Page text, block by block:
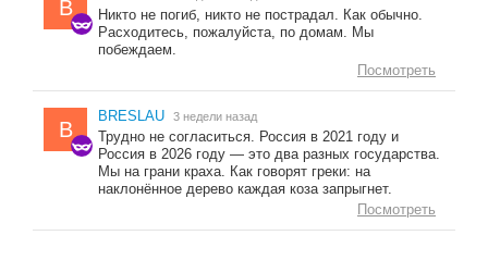
B
Никто не погиб, никто не пострадал. Как обычно.
Расходитесь, пожалуйста, по домам. Мы
побеждаем.
Посмотреть
B
BRESLAU 3 недели назад
Трудно не согласиться. Россия в 2021 году и
Россия в 2026 году — это два разных государства.
Мы на грани краха. Как говорят греки: на
наклонённое дерево каждая коза запрыгнет.
Посмотреть